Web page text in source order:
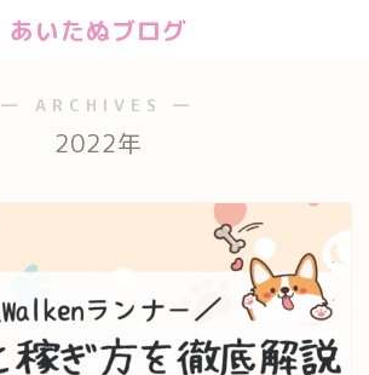
あいたぬブログ
― ARCHIVES ―
2022年